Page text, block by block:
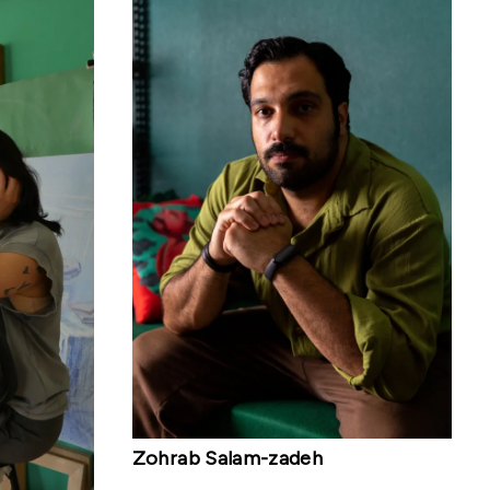
Zohrab Salam-zadeh